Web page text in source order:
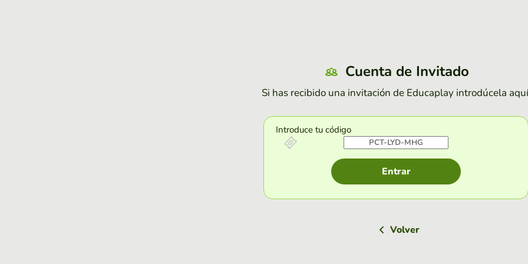
Cuenta de Invitado
Si has recibido una invitación de Educaplay introdúcela
Introduce tu código
Entrar
Volver